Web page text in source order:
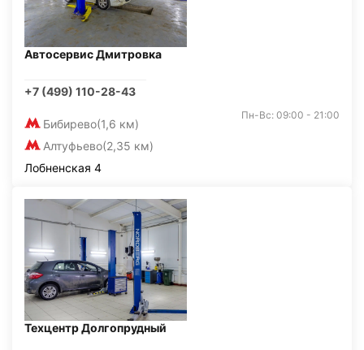
Автосервис Дмитровка
+7 (499) 110-28-43
Бибирево(1,6 км)
Алтуфьево(2,35 км)
Пн-Вс: 09:00 - 21:00
Лобненская 4
Техцентр Долгопрудный